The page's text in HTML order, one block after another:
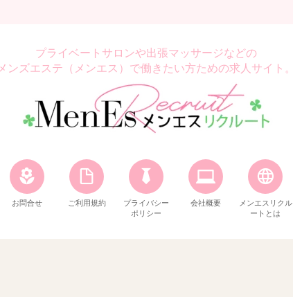
プライベートサロンや出張マッサージなどの
メンズエステ（メンエス）で働きたい方ための求人サイト。
お問合せ ご利用規約
プライバシー
ポリシー
会社概要
メンエスリクル
ートとは